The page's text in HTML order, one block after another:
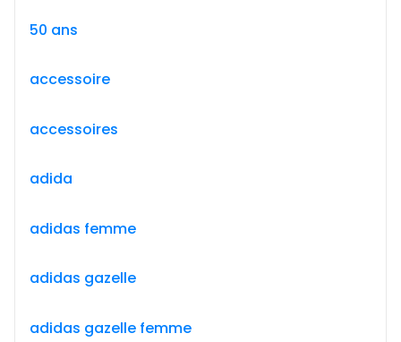
50 ans
accessoire
accessoires
adida
adidas femme
adidas gazelle
adidas gazelle femme